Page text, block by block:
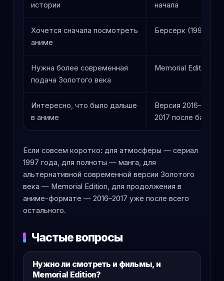
истории
начала
Хочется сначала посмотреть
аниме
Берсерк (1997)
Нужна более современная
подача Золотого века
Memorial Edition
Интересно, что было дальше
в аниме
Версия 2016–
2017 после базы
Если совсем коротко: для атмосферы — сериал
1997 года, для полноты — манга, для
альтернативной современной версии Золотого
века — Memorial Edition, для продолжения в
аниме-формате — 2016–2017 уже после всего
остального.
Частые вопросы
Нужно ли смотреть и фильмы, и
Memorial Edition?